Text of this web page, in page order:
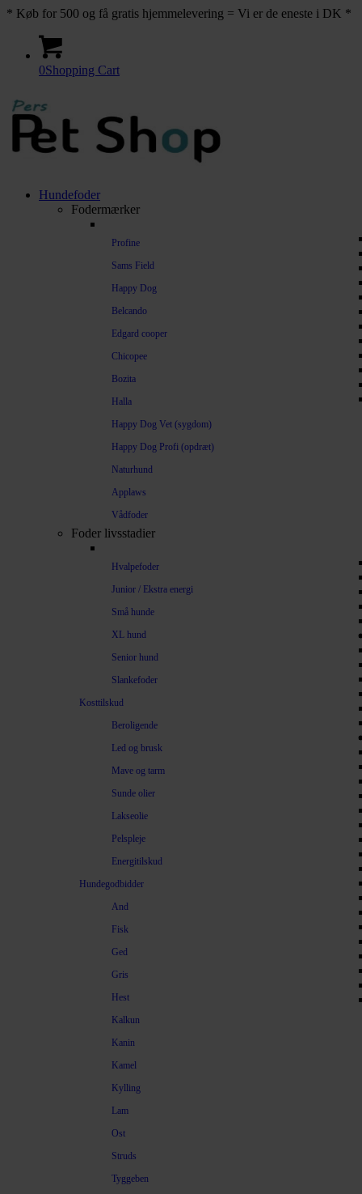
* Køb for 500 og få gratis hjemmelevering = Vi er de eneste i DK *
0Shopping Cart
Hundefoder
Fodermærker
Profine
Sams Field
Happy Dog
Belcando
Edgard cooper
Chicopee
Bozita
Halla
Happy Dog Vet (sygdom)
Happy Dog Profi (opdræt)
Naturhund
Applaws
Vådfoder
Foder livsstadier
Hvalpefoder
Junior / Ekstra energi
Små hunde
XL hund
Senior hund
Slankefoder
Kosttilskud
Beroligende
Led og brusk
Mave og tarm
Sunde olier
Lakseolie
Pelspleje
Energitilskud
Hundegodbidder
And
Fisk
Ged
Gris
Hest
Kalkun
Kanin
Kamel
Kylling
Lam
Ost
Struds
Tyggeben